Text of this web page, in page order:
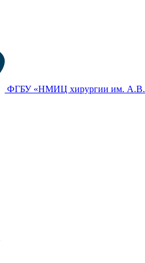
ФГБУ «НМИЦ хирургии им. А.В.